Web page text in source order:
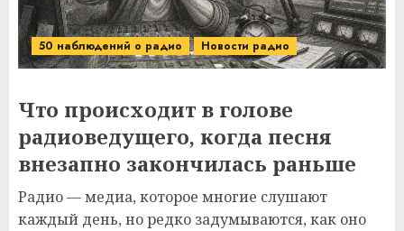
50 наблюдений о радио Новости радио
Что происходит в голове
радиоведущего, когда песня
внезапно закончилась раньше
Радио — медиа, которое многие слушают
каждый день, но редко задумываются, как оно